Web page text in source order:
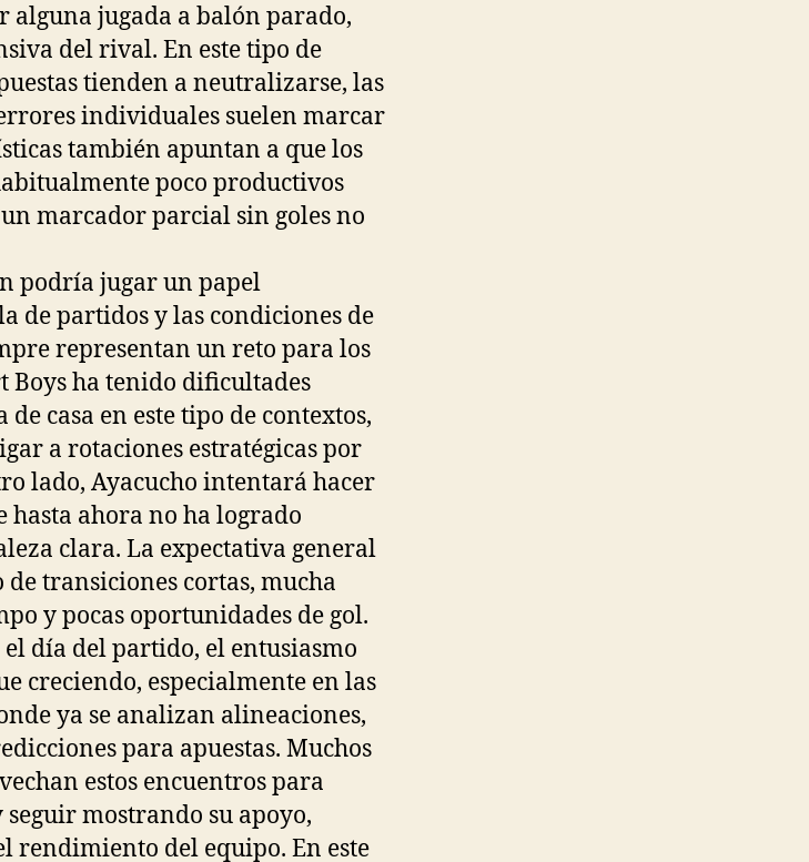
alguna jugada a balón parado,
del rival. En este tipo de
tienden a neutralizarse, las
individuales suelen marcar
también apuntan a que los
poco productivos
marcador parcial sin goles no
podría jugar un papel
de partidos y las condiciones de
representan un reto para los
Boys ha tenido dificultades
casa en este tipo de contextos,
a rotaciones estratégicas por
lado, Ayacucho intentará hacer
hasta ahora no ha logrado
clara. La expectativa general
transiciones cortas, mucha
y pocas oportunidades de gol.
el día del partido, el entusiasmo
creciendo, especialmente en las
ya se analizan alineaciones,
para apuestas. Muchos
estos encuentros para
mostrando su apoyo,
rendimiento del equipo. En este